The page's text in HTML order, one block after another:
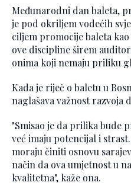
Međunarodni dan baleta,
je pod okriljem vodećih
ciljem promocije baleta
ove discipline širem
onima koji nemaju priliku
Kada je riječ o baletu u
naglašava važnost razvoja
"Smisao je da prilika bude
već imaju potencijal i
moraju činiti osnovu
način da ova umjetnost u
kvalitetna", kaže ona.